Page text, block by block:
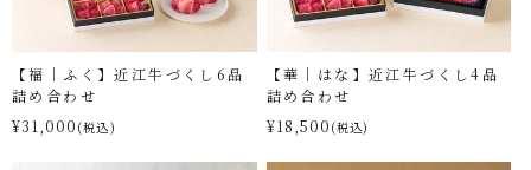
【福｜ふく】近江牛づくし6品
詰め合わせ
¥31,000 (税込)
【華｜はな】近江牛づくし4品
詰め合わせ
¥18,500 (税込)